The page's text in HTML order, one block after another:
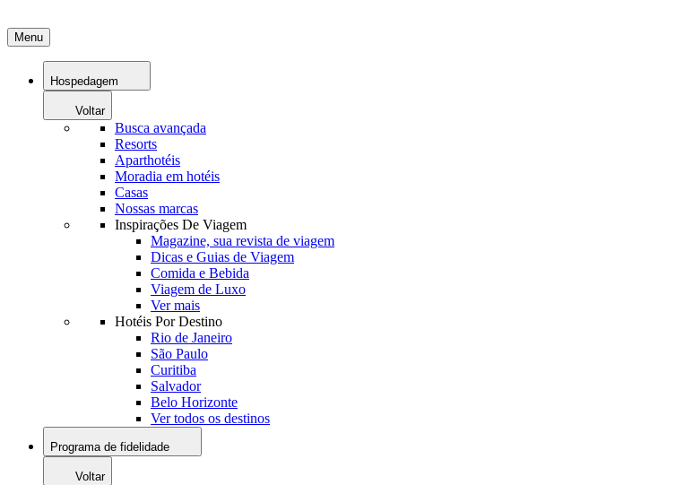
Menu
Hospedagem
Voltar
Busca avançada
Resorts
Aparthotéis
Moradia em hotéis
Casas
Nossas marcas
Inspirações De Viagem
Magazine, sua revista de viagem
Dicas e Guias de Viagem
Comida e Bebida
Viagem de Luxo
Ver mais
Hotéis Por Destino
Rio de Janeiro
São Paulo
Curitiba
Salvador
Belo Horizonte
Ver todos os destinos
Programa de fidelidade
Voltar